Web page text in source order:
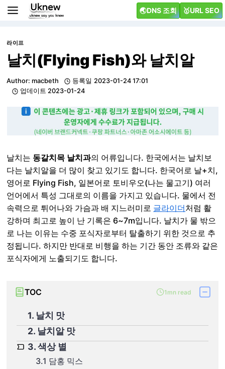
Skip
🌏DNS 조회 🥇URL SEO
라이프
날치(Flying Fish)와 날치알
Author: macbeth 등록일 2023-01-24 17:01
업데이트 2023-01-24
날치는 동갈치목 날치과의 어류입니다. 한국에서는 날치보
다는 날치알을 더 많이 찾고 있기도 합니다. 한국어로 날+치,
영어로 Flying Fish, 일본어로 토비우오(나는 물고기) 여러
언어에서 특성 그대로의 이름을 가지고 있습니다. 물에서 전
속력으로 튀어나와 가슴과 배 지느러미로 글라이더처럼 활
강하며 최고로 높이 난 기록은 6~7m입니다. 날치가 물 밖으
로 나는 이유는 수중 포식자로부터 탈출하기 위한 것으로 추
정됩니다. 하지만 반대로 비행을 하는 기간 동안 조류와 같은
포식자에게 노출되기도 합니다.
TOC 1mn read
1. 날치 맛
2. 날치알 맛
3. 색상 별
3.1 담홍 믹스